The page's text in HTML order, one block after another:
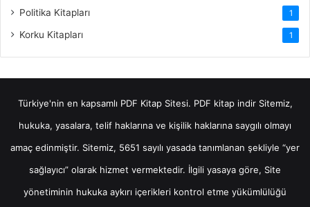
Politika Kitapları 1
Korku Kitapları 1
Türkiye'nin en kapsamlı PDF Kitap Sitesi. PDF kitap indirSitemiz,
hukuka, yasalara, telif haklarına ve kişilik haklarına saygılı olmayı
amaç edinmiştir. Sitemiz, 5651 sayılı yasada tanımlanan şekliyle “yer
sağlayıcı” olarak hizmet vermektedir. İlgili yasaya göre, Site
yönetiminin hukuka aykırı içerikleri kontrol etme yükümlülüğü